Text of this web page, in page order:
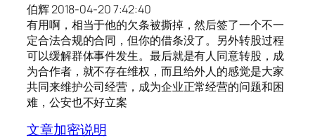
伯辉 2018-04-20 7:42:40
有用啊，相当于他的欠条被撕掉，然后签了一个不一
定合法合规的合同，但你的借条没了。另外转股过程
可以缓解群体事件发生。最后就是有人同意转股，成
为合作者，就不存在维权，而且给外人的感觉是大家
共同来维护公司经营，成为企业正常经营的问题和困
难，公安也不好立案
文章加密说明